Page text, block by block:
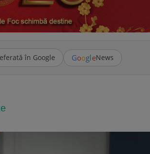
în Google GoogleNews